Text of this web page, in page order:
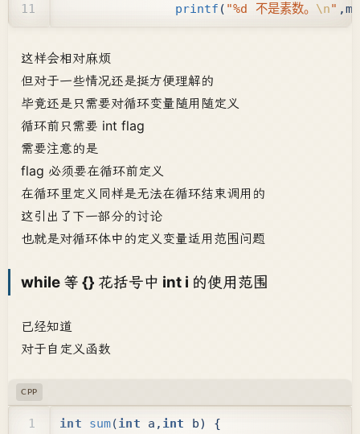
printf ( "%d 不是素数。 \n" ,m
这样会相对麻烦
但对于一些情况还是挺方便理解的
毕竟还是只需要对循环变量随用随定义
循环前只需要 int flag
需要注意的是
flag 必须要在循环前定义
在循环里定义同样是无法在循环结束调用的
这引出了下一部分的讨论
也就是对循环体中的定义变量适用范围问题
while 等 {} 花括号中 int i 的使用范围
已经知道
对于自定义函数
CPP
int sum(int a , int b)
{